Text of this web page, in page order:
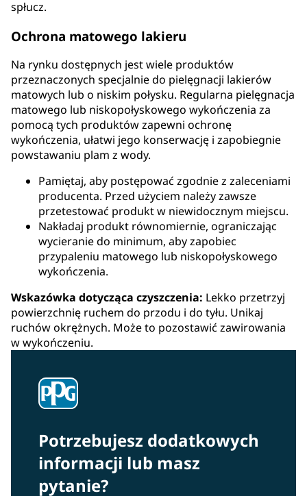
spłucz.
Ochrona matowego lakieru
Na rynku dostępnych jest wiele produktów
przeznaczonych specjalnie do pielęgnacji lakierów
matowych lub o niskim połysku. Regularna pielęgnacja
matowego lub niskopołyskowego wykończenia za
pomocą tych produktów zapewni ochronę
wykończenia, ułatwi jego konserwację i zapobiegnie
powstawaniu plam z wody.
Pamiętaj, aby postępować zgodnie z zaleceniami
producenta. Przed użyciem należy zawsze
przetestować produkt w niewidocznym miejscu.
Nakładaj produkt równomiernie, ograniczając
wycieranie do minimum, aby zapobiec
przypaleniu matowego lub niskopołyskowego
wykończenia.
Wskazówka dotycząca czyszczenia: Lekko przetrzyj
powierzchnię ruchem do przodu i do tyłu. Unikaj
ruchów okrężnych. Może to pozostawić zawirowania
w wykończeniu.
Potrzebujesz dodatkowych
informacji lub masz
pytanie?